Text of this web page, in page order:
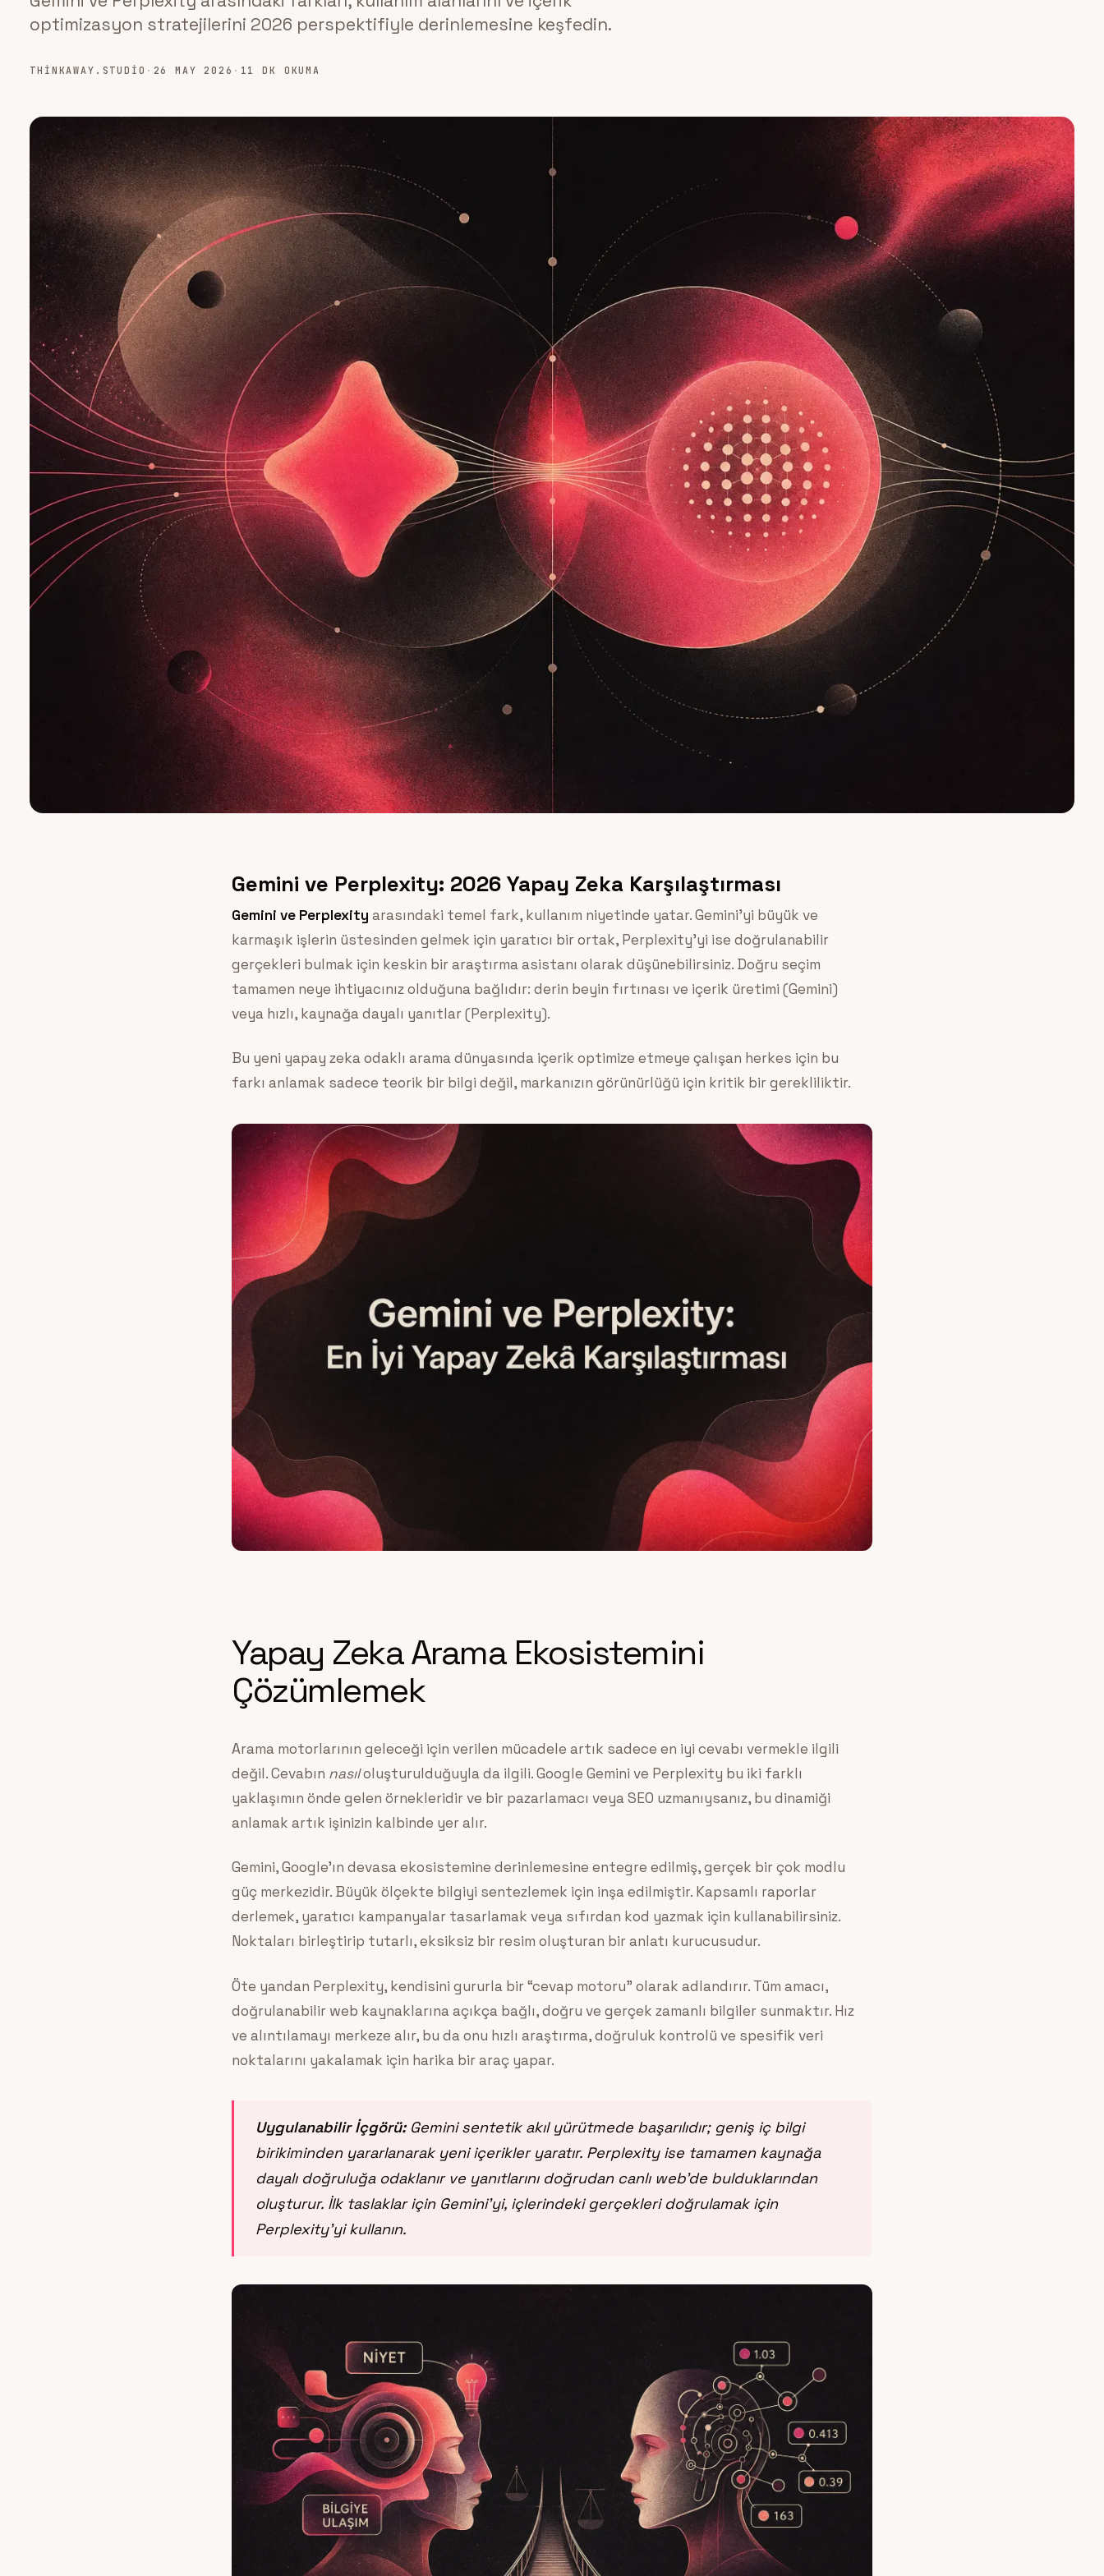
optimizasyon stratejilerini 2026 perspektifiyle derinlemesine keşfedin.
THINKAWAY.STUDIO · 26 MAY 2026 · 11 DK OKUMA
Gemini ve Perplexity: 2026 Yapay Zeka Karşılaştırması
Gemini ve Perplexity arasındaki temel fark, kullanım niyetinde yatar. Gemini’yi büyük ve
karmaşık işlerin üstesinden gelmek için yaratıcı bir ortak, Perplexity’yi ise doğrulanabilir
gerçekleri bulmak için keskin bir araştırma asistanı olarak düşünebilirsiniz. Doğru seçim
tamamen neye ihtiyacınız olduğuna bağlıdır: derin beyin fırtınası ve içerik üretimi (Gemini)
veya hızlı, kaynağa dayalı yanıtlar (Perplexity).
Bu yeni yapay zeka odaklı arama dünyasında içerik optimize etmeye çalışan herkes için bu
farkı anlamak sadece teorik bir bilgi değil, markanızın görünürlüğü için kritik bir gerekliliktir.
Yapay Zeka Arama Ekosistemini
Çözümlemek
Arama motorlarının geleceği için verilen mücadele artık sadece en iyi cevabı vermekle ilgili
değil. Cevabın nasıloluşturulduğuyla da ilgili. Google Gemini ve Perplexity bu iki farklı
yaklaşımın önde gelen örnekleridir ve bir pazarlamacı veya SEO uzmanıysanız, bu dinamiği
anlamak artık işinizin kalbinde yer alır.
Gemini, Google’ın devasa ekosistemine derinlemesine entegre edilmiş, gerçek bir çok modlu
güç merkezidir. Büyük ölçekte bilgiyi sentezlemek için inşa edilmiştir. Kapsamlı raporlar
derlemek, yaratıcı kampanyalar tasarlamak veya sıfırdan kod yazmak için kullanabilirsiniz.
Noktaları birleştirip tutarlı, eksiksiz bir resim oluşturan bir anlatı kurucusudur.
Öte yandan Perplexity, kendisini gururla bir “cevap motoru” olarak adlandırır. Tüm amacı,
doğrulanabilir web kaynaklarına açıkça bağlı, doğru ve gerçek zamanlı bilgiler sunmaktır. Hız
ve alıntılamayı merkeze alır, bu da onu hızlı araştırma, doğruluk kontrolü ve spesifik veri
noktalarını yakalamak için harika bir araç yapar.
Uygulanabilir İçgörü:Gemini sentetik akıl yürütmede başarılıdır; geniş iç bilgi
birikiminden yararlanarak yeni içerikler yaratır. Perplexity ise tamamen kaynağa
dayalı doğruluğa odaklanır ve yanıtlarını doğrudan canlı web’de bulduklarından
oluşturur. İlk taslaklar için Gemini’yi, içlerindeki gerçekleri doğrulamak için
Perplexity’yi kullanın.